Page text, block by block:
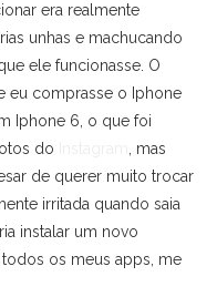
era realmente
unhas e machucando
ele funcionasse. O
eu comprasse o Iphone
Iphone 6, o que foi
do
, mas
de querer muito trocar
irritada quando saia
instalar um novo
os meus apps, me